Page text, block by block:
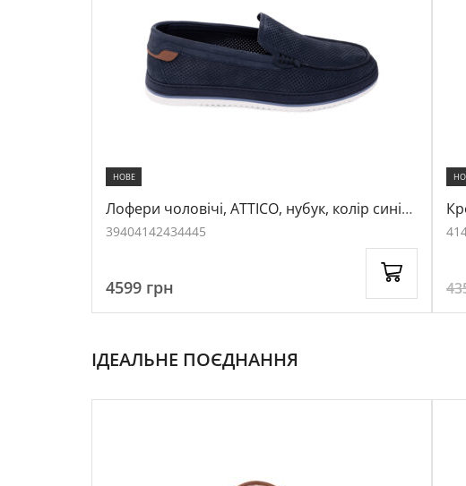
НОВЕ
Лофери чоловічі, ATTICO, нубук, колір синій,
1068126
39404142434445
4599 грн
41
ІДЕАЛЬНЕ ПОЄДНАННЯ